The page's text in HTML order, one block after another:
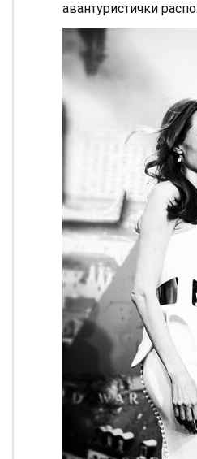
авантуристички